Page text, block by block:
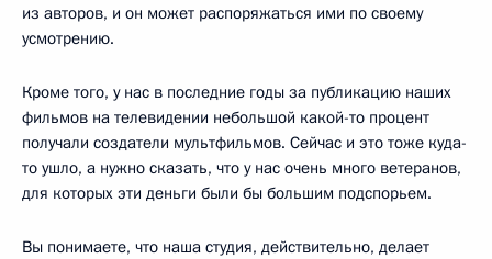
из авторов, и он может распоряжаться ими по своему
усмотрению.
Кроме того, у нас в последние годы за публикацию наших
фильмов на телевидении небольшой какой-то процент
получали создатели мультфильмов. Сейчас и это тоже куда-
то ушло, а нужно сказать, что у нас очень много ветеранов,
для которых эти деньги были бы большим подспорьем.
Вы понимаете, что наша студия, действительно, делает